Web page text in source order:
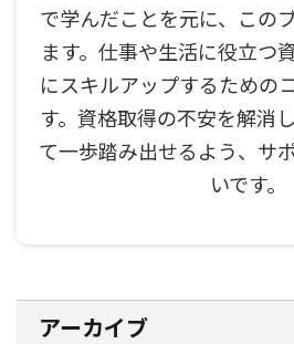
で学んだことを元に、この
ます。仕事や生活に役立つ
にスキルアップするための
す。資格取得の不安を解消
て一歩踏み出せるよう、サ
いです。
アーカイブ